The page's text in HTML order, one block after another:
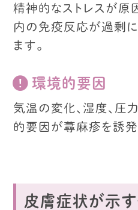
精神的なストレスが原
内の免疫反応が過剰
ます。
環境的要因
気温の変化、湿度、圧力
的要因が蕁麻疹を誘発
皮膚症状が示す